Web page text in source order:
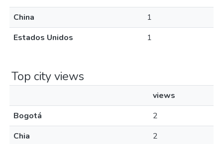
China
1
Estados Unidos
1
Top city views
views
Bogotá
2
Chia
2